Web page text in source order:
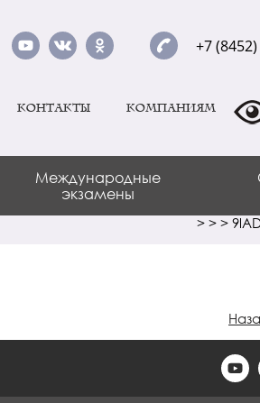
+7
Контакты
Компаниям
Международные
экзамены
> > >